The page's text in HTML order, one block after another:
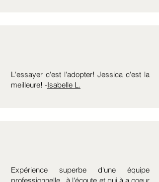
L'essayer c'est l'adopter! Jessica c'est la
meilleure! -Isabelle L.
Expérience superbe d'une équipe